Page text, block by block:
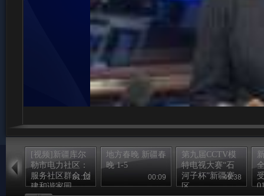
[视频]新疆库尔
勒市电力社区：
服务社区群众 创
建和谐家园
01:12
地方春晚 新疆春
晚 1-5
00:09
第九届CCTV模
特电视大赛“石
河子杯”新疆赛
区
49:38